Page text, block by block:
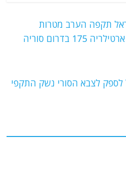
e
b
k
תקפה הערב מטרות
לספק לצבא הסורי נשק התקפי